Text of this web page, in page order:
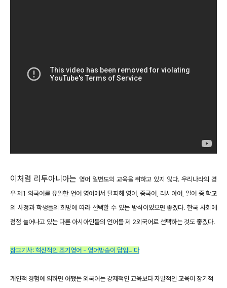
이처럼 리투아니아는 영어 일변도의 교육을 취하고 있지 않다. 우리나라의 경
우 제1 외국어를 유일한 언어 영어에서 탈피해 영어, 중국어, 러시아어, 일어 중 학교
의 사정과 학생들의 희망에 따라 선택할 수 있는 방식이었으면 좋겠다. 한국 사회에
점점 늘어나고 있는 다른 아시아인들의 언어를 제 2외국어로 선택하는 것도 좋겠다.
참고기사: 혁신적인 조기영어 - 영어방송이 답입니다
개인적 경험에 의하면 어쨌든 외국어는 강제적인 교육보다 자발적인 교육이 장기적